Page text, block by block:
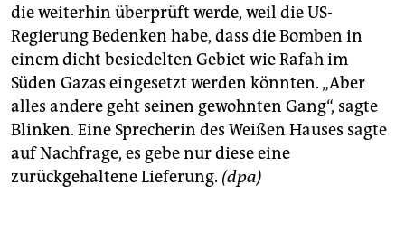
die weiterhin überprüft werde, weil die US-
Regierung Bedenken habe, dass die Bomben in
einem dicht besiedelten Gebiet wie Rafah im
Süden Gazas eingesetzt werden könnten. „Aber
alles andere geht seinen gewohnten Gang“, sagte
Blinken. Eine Sprecherin des Weißen Hauses sagte
auf Nachfrage, es gebe nur diese eine
zurückgehaltene Lieferung. (dpa)